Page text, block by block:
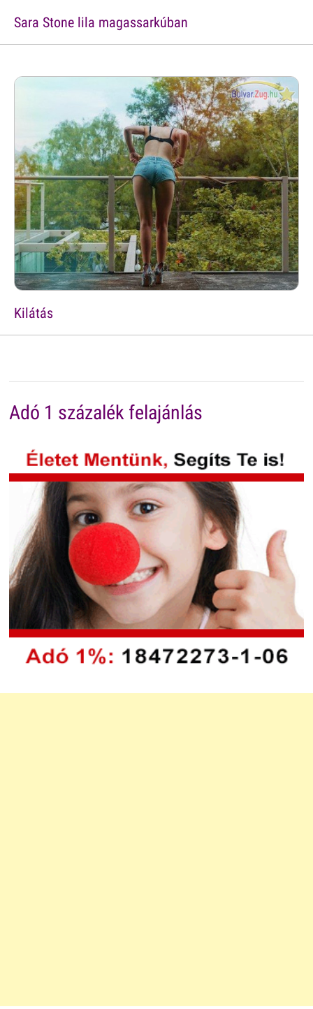
Sara Stone lila magassarkúban
Kilátás
Adó 1 százalék felajánlás